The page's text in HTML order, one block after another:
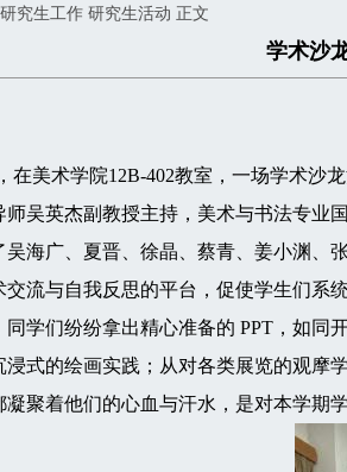
研究生工作 研究生活动 正文
学术沙
美术学院12B-402教室，一场学术沙
师吴英杰副教授主持，美术与书法专
吴海广、夏晋、徐晶、蔡青、姜小渊、
交流与自我反思的平台，促使学生们系
们纷纷拿出精心准备的 PPT，如同
浸式的绘画实践；从对各类展览的观摩
凝聚着他们的心血与汗水，是对本学期